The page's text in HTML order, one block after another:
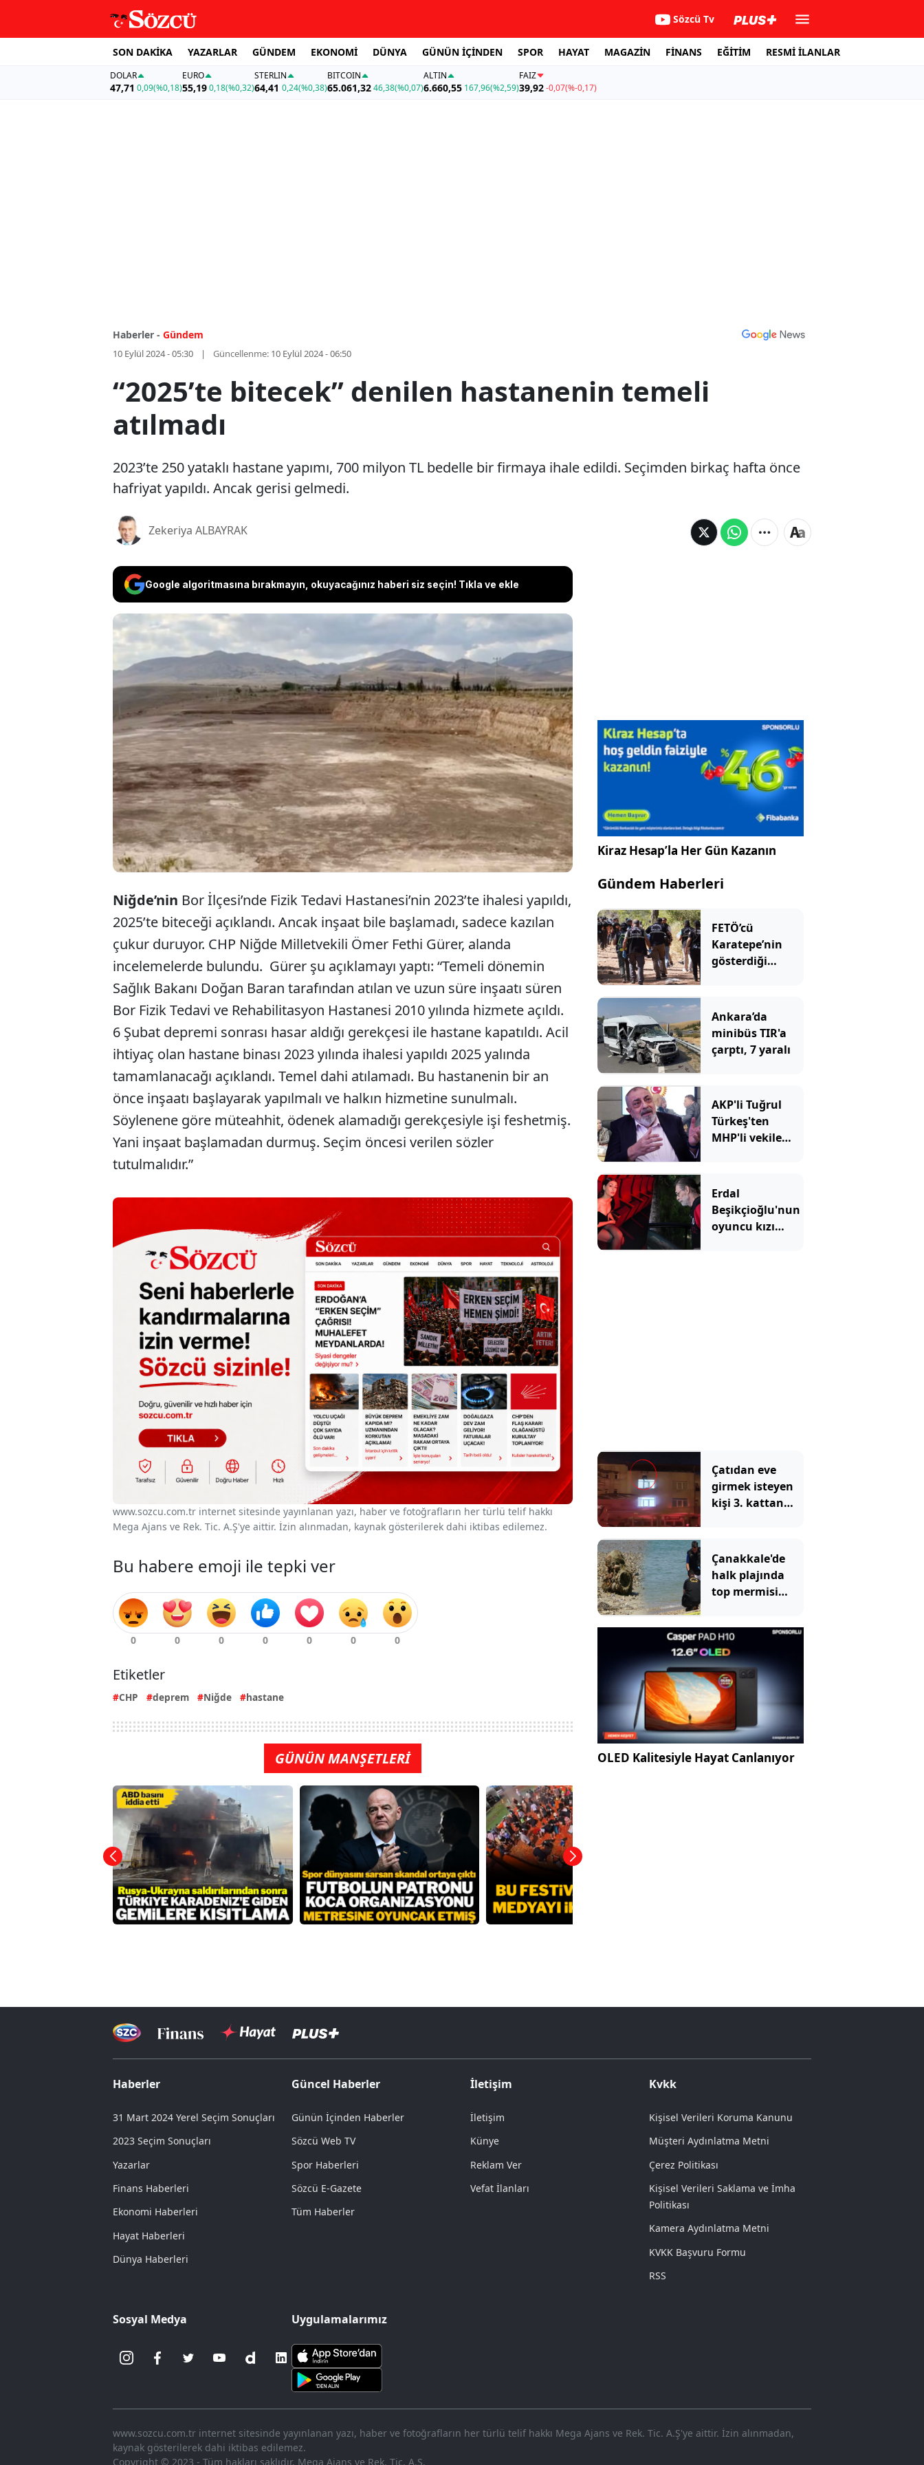
Sözcü Tv
SON DAKİKA YAZARLAR GÜNDEM EKONOMİ DÜNYA GÜNÜN İÇİNDEN SPOR HAYAT MAGAZİN FİNANS EĞİTİM RESMİ İLANLAR
DOLAR
47,71 0,09(%0,18)
EURO
55,19 0,18(%0,32)
STERLIN
64,41 0,24(%0,38)
BITCOIN
65.061,3246,38(%0,07)
ALTIN
6.660,55 167,96(%2,59)
FAİZ
39,92-0,07(%-0,17)
Haberler - Gündem
10 Eylül 2024 - 05:30 Güncellenme: 10 Eylül 2024 - 06:50
“2025’te bitecek” denilen hastanenin temeli
atılmadı
2023’te 250 yataklı hastane yapımı, 700 milyon TL bedelle bir firmaya ihale edildi. Seçimden birkaç hafta önce
hafriyat yapıldı. Ancak gerisi gelmedi.
Zekeriya ALBAYRAK
Google algoritmasına bırakmayın, okuyacağınız haberi siz seçin! Tıkla ve ekle
2023’te 250 yataklı hastane yapımı, 700 milyon TL
bedelle bir firmaya ihale edildi. Seçimden birkaç hafta
önce hafriyat yapıldı. Ancak gerisi gelmedi.
Niğde’nin Bor İlçesi’nde Fizik Tedavi Hastanesi’nin 2023’te ihalesi yapıldı,
2025’te biteceği açıklandı. Ancak inşaat bile başlamadı, sadece kazılan
çukur duruyor. CHP Niğde Milletvekili Ömer Fethi Gürer, alanda
incelemelerde bulundu. Gürer şu açıklamayı yaptı: “Temeli dönemin
Sağlık Bakanı Doğan Baran tarafından atılan ve uzun süre inşaatı süren
Bor Fizik Tedavi ve Rehabilitasyon Hastanesi 2010 yılında hizmete açıldı.
6 Şubat depremi sonrası hasar aldığı gerekçesi ile hastane kapatıldı. Acil
ihtiyaç olan hastane binası 2023 yılında ihalesi yapıldı 2025 yalında
tamamlanacağı açıklandı. Temel dahi atılamadı. Bu hastanenin bir an
önce inşaatı başlayarak yapılmalı ve halkın hizmetine sunulmalı.
Söylenene göre müteahhit, ödenek alamadığı gerekçesiyle işi feshetmiş.
Yani inşaat başlamadan durmuş. Seçim öncesi verilen sözler
tutulmalıdır.”
www.sozcu.com.tr internet sitesinde yayınlanan yazı, haber ve fotoğrafların her türlü telif hakkı
Mega Ajans ve Rek. Tic. A.Ş'ye aittir. İzin alınmadan, kaynak gösterilerek dahi iktibas edilemez.
Bu habere emoji ile tepki ver
Etiketler
CHP deprem Niğde hastane
GÜNÜN MANŞETLERİ
Kiraz Hesap’la Her Gün Kazanın
Gündem Haberleri
FETÖ’cü
Karatepe’nin
gösterdiği
açıklandı
Ankara’da
minibüs TIR'a
çarptı, 7 yaralı
AKP'li Tuğrul
Türkeş'ten
MHP'li vekile
Erdal
Beşikçioğlu'nun
oyuncu kızı
Çatıdan eve
girmek isteyen
kişi 3. kattan
Çanakkale'de
halk plajında
top mermisi
OLED Kalitesiyle Hayat Canlanıyor
Haberler
31 Mart 2024 Yerel Seçim Sonuçları
2023 Seçim Sonuçları
Yazarlar
Finans Haberleri
Ekonomi Haberleri
Hayat Haberleri
Dünya Haberleri
Güncel Haberler
Günün İçinden Haberler
Sözcü Web TV
Spor Haberleri
Sözcü E-Gazete
Tüm Haberler
İletişim
İletişim
Künye
Reklam Ver
Vefat İlanları
Kvkk
Kişisel Verileri Koruma Kanunu
Müşteri Aydınlatma Metni
Çerez Politikası
Kişisel Verileri Saklama ve İmha
Politikası
Kamera Aydınlatma Metni
KVKK Başvuru Formu
RSS
Sosyal Medya Uygulamalarımız
www.sozcu.com.tr internet sitesinde yayınlanan yazı, haber ve fotoğrafların her türlü telif hakkı Mega Ajans ve Rek. Tic. A.Ş'ye aittir. İzin alınmadan,
kaynak gösterilerek dahi iktibas edilemez.
Copyright © 2023 - Tüm hakları saklıdır. Mega Ajans ve Rek. Tic. A.Ş.